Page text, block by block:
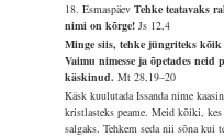
18. EsmaspäevTehke teatavaks
nimi on kõrge!Js 12,4
Minge siis, tehke jüngriteks
Vaimu nimesse ja õpetades
käskinud.Mt 28,19–20
Käsk kuulutada Issanda nime
kristlasteks peame. Meid kõiki, kes
salgaks. Tehkem seda nii sõna kui